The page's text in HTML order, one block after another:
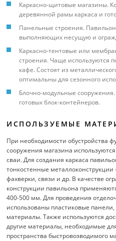
Каркасно-щитовые магазины.
деревянной рамы каркаса и
Панельные строения.
выполняющих несущую и
Каркасно-тентовые или
строения. Чаще используются
кафе. Состоят из
оптимальны для сезонного
Блочно-модульные
готовых блок-контейнеров.
ИСПОЛЬЗУЕМЫЕ
При необходимости обустройства
сооружения магазина
сваи. Для создания каркаса
тонкостенные
фахверки, связи и др. В качестве
конструкции павильона
400-500 мм. Для проведения
использованы пластиковые
материалы. Также используются
другие материалы, необходимые
пространства быстровозводимого